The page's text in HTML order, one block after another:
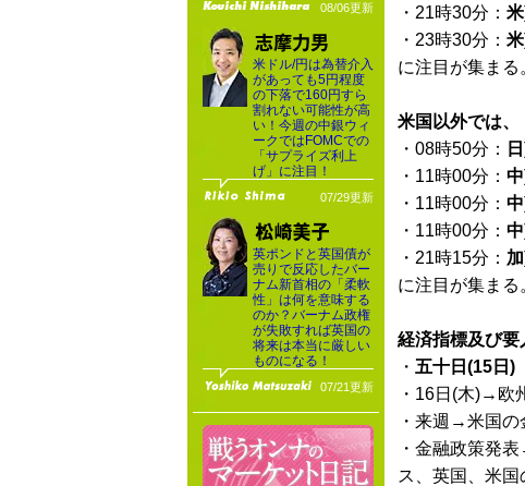
・21時30分：
・23時30分：
に注目が集まる
米国以外では、
・08時50分：
・11時00分：
・11時00分：
・11時00分：
・21時15分：
に注目が集まる
経済指標及び要
・ 五十日(15日)
・16日(木)→欧
・来週→米国の
・金融政策発
ス、英国、米
08/06更新
米ドル/円は為替介入
があっても5円程度
の下落で160円すら
割れない可能性が高
い！今週の中銀ウィ
ークではFOMCでの
「サプライズ利上
げ」に注目！
07/29更新
英ポンドと英国債が
売りで反応したバー
ナム新首相の「柔軟
性」は何を意味する
のか？バーナム政権
が失敗すれば英国の
将来は本当に厳しい
ものになる！
07/21更新